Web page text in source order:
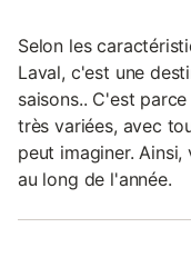
Selon les
Laval, c'est une
saisons.. C'est
très variées, avec
peut imaginer.
au long de l'année.